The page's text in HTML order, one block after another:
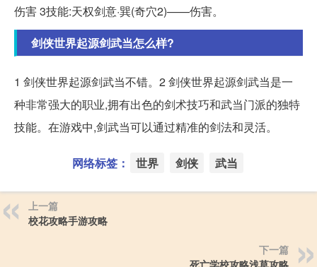
伤害 3技能:天权剑意·巽(奇穴2)——伤害。
剑侠世界起源剑武当怎么样?
1 剑侠世界起源剑武当不错。2 剑侠世界起源剑武当是一
种非常强大的职业,拥有出色的剑术技巧和武当门派的独特
技能。在游戏中,剑武当可以通过精准的剑法和灵活。
网络标签： 世界 剑侠 武当
上一篇
校花攻略手游攻略
下一篇
死亡学校攻略浅草攻略